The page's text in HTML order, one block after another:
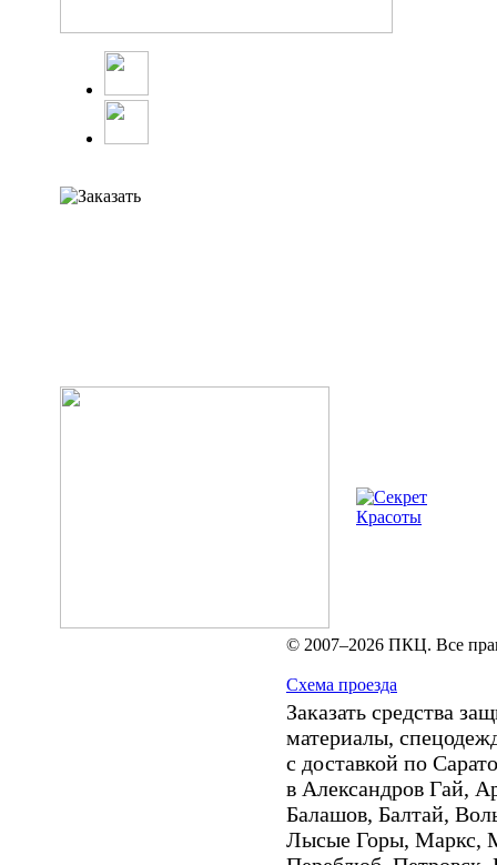
© 2007–2026 ПКЦ. Все
Схема проезда
Заказать средства
материалы,
с доставкой по
в Александров Гай,
Балашов, Балтай,
Лысые Горы, Маркс,